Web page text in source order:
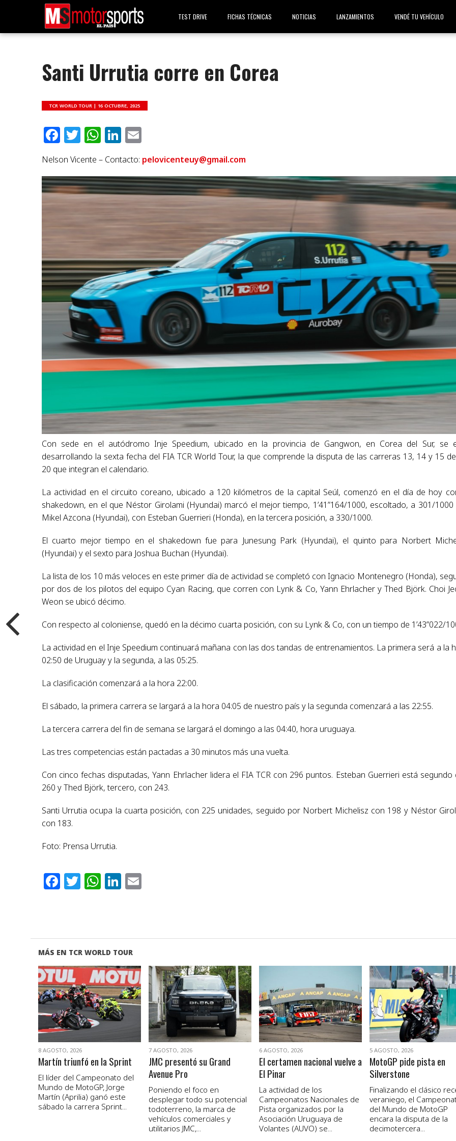
TEST DRIVE FICHAS TÉCNICAS NOTICIAS LANZAMIENTOS VENDÉ TU VEHÍCULO
Santi Urrutia corre en Corea
TCR WORLD TOUR | 16 OCTUBRE, 2025
Facebook
Twitter
WhatsApp
LinkedIn
Nelson Vicente – Contacto: pelovicenteuy@gmail.com
Con sede en el autódromo Inje Speedium, ubicado en la provincia de Gangwon, en Corea del Sur, se
desarrollando la sexta fecha del FIA TCR World Tour, la que comprende la disputa de las carreras 13, 14 y 15
20 que integran el calendario.
La actividad en el circuito coreano, ubicado a 120 kilómetros de la capital Seúl, comenzó en el día de hoy
shakedown, en el que Néstor Girolami (Hyundai) marcó el mejor tiempo, 1’41”164/1000, escoltado, a 301/
Mikel Azcona (Hyundai), con Esteban Guerrieri (Honda), en la tercera posición, a 330/1000.
El cuarto mejor tiempo en el shakedown fue para Junesung Park (Hyundai), el quinto para Norbert
(Hyundai) y el sexto para Joshua Buchan (Hyundai).
La lista de los 10 más veloces en este primer día de actividad se completó con Ignacio Montenegro (Honda),
por dos de los pilotos del equipo Cyan Racing, que corren con Lynk & Co, Yann Ehrlacher y Thed Björk. Choi
Weon se ubicó décimo.
Con respecto al coloniense, quedó en la décimo cuarta posición, con su Lynk & Co, con un tiempo de 1’43”022/
La actividad en el Inje Speedium continuará mañana con las dos tandas de entrenamientos. La primera será a la
02:50 de Uruguay y la segunda, a las 05:25.
La clasificación comenzará a la hora 22:00.
El sábado, la primera carrera se largará a la hora 04:05 de nuestro país y la segunda comenzará a las 22:55.
La tercera carrera del fin de semana se largará el domingo a las 04:40, hora uruguaya.
Las tres competencias están pactadas a 30 minutos más una vuelta.
Con cinco fechas disputadas, Yann Ehrlacher lidera el FIA TCR con 296 puntos. Esteban Guerrieri está segundo
260 y Thed Björk, tercero, con 243.
Santi Urrutia ocupa la cuarta posición, con 225 unidades, seguido por Norbert Michelisz con 198 y Néstor
con 183.
Foto: Prensa Urrutia.
Facebook
Twitter
WhatsApp
LinkedIn
MÁS EN TCR WORLD TOUR
VER NOTA
8 AGOSTO, 2026
Martín triunfó en la Sprint
El líder del Campeonato del
Mundo de MotoGP, Jorge
Martín (Aprilia) ganó este
sábado la carrera Sprint...
VER NOTA
7 AGOSTO, 2026
JMC presentó su Grand
Avenue Pro
Poniendo el foco en
desplegar todo su potencial
todoterreno, la marca de
vehículos comerciales y
utilitarios JMC,...
VER NOTA
6 AGOSTO, 2026
El certamen nacional vuelve a
El Pinar
La actividad de los
Campeonatos Nacionales de
Pista organizados por la
Asociación Uruguaya de
Volantes (AUVO) se...
VER NOTA
5 AGOSTO, 2026
MotoGP pide pista en
Silverstone
Finalizando el clásico
veraniego, el
del Mundo de MotoGP
encara la disputa de la
decimotercera...